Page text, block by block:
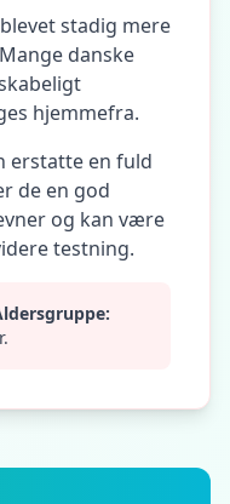
stadig mere
danske
hjemmefra.
erstatte en fuld
de en god
og kan være
testning.